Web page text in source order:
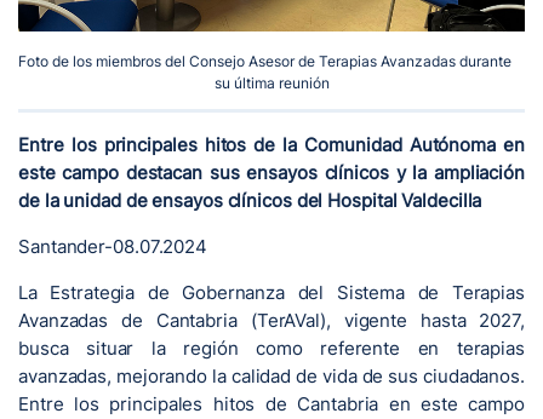
Foto de los miembros del Consejo Asesor de Terapias Avanzadas durante
su última reunión
Entre los principales hitos de la Comunidad Autónoma en
este campo destacan sus ensayos clínicos y la ampliación
de la unidad de ensayos clínicos del Hospital Valdecilla
Santander-08.07.2024
La Estrategia de Gobernanza del Sistema de Terapias
Avanzadas de Cantabria (TerAVal), vigente hasta 2027,
busca situar la región como referente en terapias
avanzadas, mejorando la calidad de vida de sus ciudadanos.
Entre los principales hitos de Cantabria en este campo